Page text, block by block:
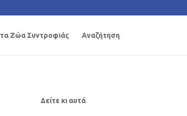
Ζώα Συντροφιάς Αναζήτηση
Δείτε κι αυτά